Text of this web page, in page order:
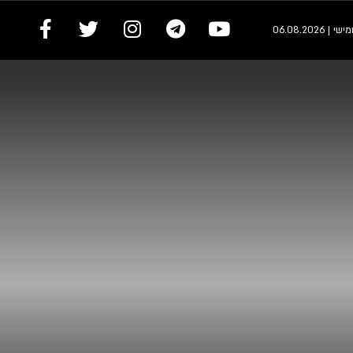
| 06.08.2026